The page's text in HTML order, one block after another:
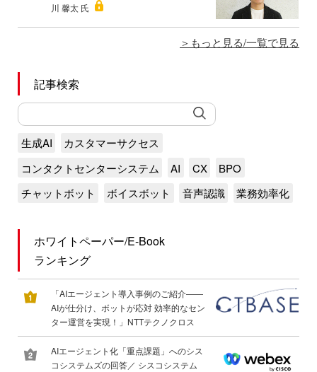
川 馨太 氏
もっと見る/一覧で見る
記事検索
生成AI
カスタマーサクセス
コンタクトセンターシステム
AI CX
BPO
チャットボット
ボイスボット 音声認識 業務効率化
ホワイトペーパー/E-Book
ランキング
「AIエージェント導入事例のご紹介――
AIが仕分け、ボットが応対 効率的なセン
ター運営を実現！」NTTテクノクロス
AIエージェント化「重点課題」へのシス
コシステムズの回答／ シスコシステム